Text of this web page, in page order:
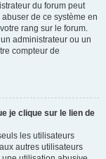
du forum peut
de ce système en
rang sur le forum.
administrateur ou un
compteur de
je clique sur le lien de
les utilisateurs
autres utilisateurs